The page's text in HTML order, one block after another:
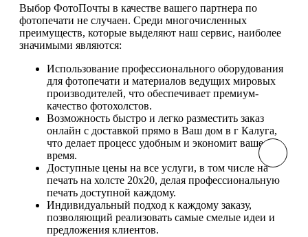
Выбор ФотоПочты в качестве вашего партнера по
фотопечати не случаен. Среди многочисленных
преимуществ, которые выделяют наш сервис, наиболее
значимыми являются:
Использование профессионального оборудования
для фотопечати и материалов ведущих мировых
производителей, что обеспечивает премиум-
качество фотохолстов.
Возможность быстро и легко разместить заказ
онлайн с доставкой прямо в Ваш дом в г Калуга,
что делает процесс удобным и экономит ваше
время.
Доступные цены на все услуги, в том числе на
печать на холсте 20х20, делая профессиональную
печать доступной каждому.
Индивидуальный подход к каждому заказу,
позволяющий реализовать самые смелые идеи и
предложения клиентов.